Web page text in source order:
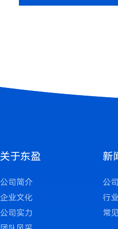
关于东盈
公司简介
企业文化
公司实力
新
公
行
常